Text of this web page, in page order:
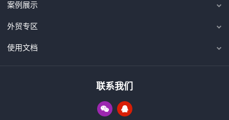
案例展示
外贸专区
使用文档
联系我们